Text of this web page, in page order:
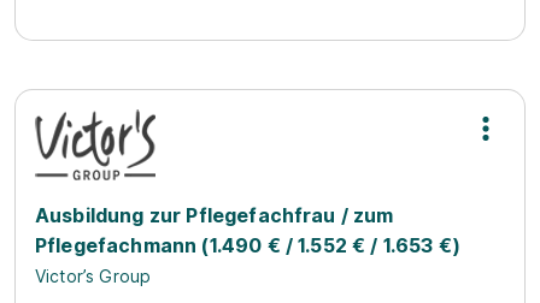
Ausbildung zur Pflegefachfrau / zum
Pflegefachmann (1.490 € / 1.552 € / 1.653 €)
Victor’s Group